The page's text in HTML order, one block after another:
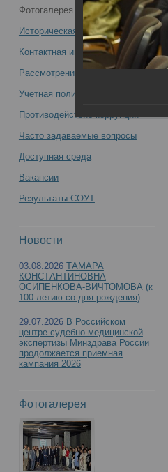
съезда судебных медиков -
Фотогалерея
Историческая справка
Контактная информация
Рассмотрение обращений
Учетная политика учреждения
Противодействие коррупции
Часто задаваемые вопросы
Доступная среда
Вакансии
Результаты СОУТ
Новости
03.08.2026 ТАМАРА
КОНСТАНТИНОВНА
ОСИПЕНКОВА-ВИЧТОМОВА (к
100-летию со дня рождения)
29.07.2026 В Российском
центре судебно-медицинской
экспертизы Минздрава России
продолжается приемная
кампания 2026
Фотогалерея